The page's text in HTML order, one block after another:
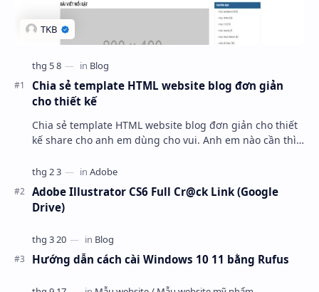
Chia sẻ template HTML website blog đơn giản
cho thiết kế
Chia sẻ template HTML website blog đơn giản cho thiết
kế share cho anh em dùng cho vui. Anh em nào cần thì
Adobe Illustrator CS6 Full Cr@ck Link (Google
Drive)
Hướng dẫn cách cài Windows 10 11 bằng Rufus